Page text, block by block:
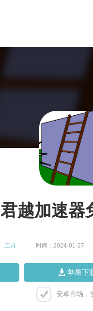
君越加速器
工具 时间：2024-01-27
苹果下
安卓市场，